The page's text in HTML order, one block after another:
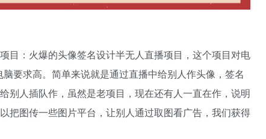
目：火爆的头像签名设计半无人直播项目，这个项目对电
要求高。简单来说就是通过直播中给别人作头像，签名
别人插队作，虽然是老项目，现在还有人一直在作，说明
把图传一些图片平台，让别人通过取图看广告，我们获得